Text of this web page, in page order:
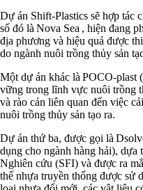
Dự án Shift-Plastics sẽ hợp tác
số đó là Nova Sea , hiện đang
địa phương và hiệu quả được
do ngành nuôi trồng thủy sản
Một dự án khác là POCO-plast
vững trong lĩnh vực nuôi trồng
và rào cản liên quan đến việc
nuôi trồng thủy sản tạo ra.
Dự án thứ ba, được gọi là
dụng cho ngành hàng hải),
Nghiên cứu (SFI) và được ra
thế nhựa truyền thống được sử